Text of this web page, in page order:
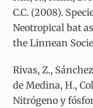
C.C. (2008).
Neotropical bat
the Linnean
Rivas, Z.,
de Medina, H.,
Nitrógeno y